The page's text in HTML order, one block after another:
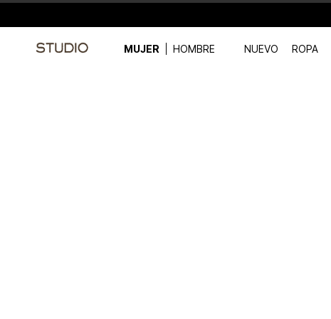
MUJER HOMBRE NUEVO ROPA